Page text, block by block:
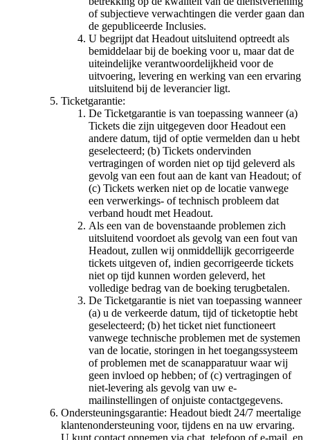
of subjectieve verwachtingen die verder gaan dan
de gepubliceerde Inclusies.
U begrijpt dat Headout uitsluitend optreedt als
bemiddelaar bij de boeking voor u, maar dat de
uiteindelijke verantwoordelijkheid voor de
uitvoering, levering en werking van een ervaring
uitsluitend bij de leverancier ligt.
Ticketgarantie:
De Ticketgarantie is van toepassing wanneer (a)
Tickets die zijn uitgegeven door Headout een
andere datum, tijd of optie vermelden dan u hebt
geselecteerd; (b) Tickets ondervinden
vertragingen of worden niet op tijd geleverd als
gevolg van een fout aan de kant van Headout; of
(c) Tickets werken niet op de locatie vanwege
een verwerkings- of technisch probleem dat
verband houdt met Headout.
Als een van de bovenstaande problemen zich
uitsluitend voordoet als gevolg van een fout van
Headout, zullen wij onmiddellijk gecorrigeerde
tickets uitgeven of, indien gecorrigeerde tickets
niet op tijd kunnen worden geleverd, het
volledige bedrag van de boeking terugbetalen.
De Ticketgarantie is niet van toepassing wanneer
(a) u de verkeerde datum, tijd of ticketoptie hebt
geselecteerd; (b) het ticket niet functioneert
vanwege technische problemen met de systemen
van de locatie, storingen in het toegangssysteem
of problemen met de scanapparatuur waar wij
geen invloed op hebben; of (c) vertragingen of
niet-levering als gevolg van uw e-
mailinstellingen of onjuiste contactgegevens.
Ondersteuningsgarantie: Headout biedt 24/7 meertalige
klantenondersteuning voor, tijdens en na uw ervaring.
U kunt contact opnemen via chat, telefoon of e-mail, en